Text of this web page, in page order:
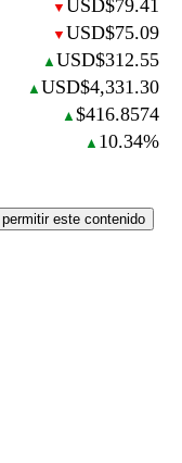
▼ USD$79.41
▼ USD$75.09
▲ USD$312.55
▲ USD$4,331.30
▲ $416.8574
▲ 10.34%
este contenido